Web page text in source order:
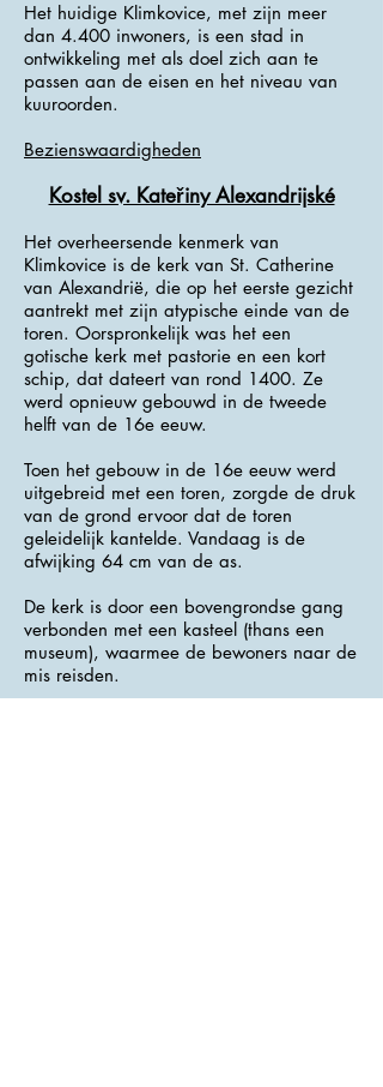
Het huidige Klimkovice, met zijn meer
dan 4.400 inwoners, is een stad in
ontwikkeling met als doel zich aan te
passen aan de eisen en het niveau van
kuuroorden.
Bezienswaardigheden
Kostel sv. Kateřiny Alexandrijské
Het overheersende kenmerk van
Klimkovice is de kerk van St. Catherine
van Alexandrië, die op het eerste gezicht
aantrekt met zijn atypische einde van de
toren. Oorspronkelijk was het een
gotische kerk met pastorie en een kort
schip, dat dateert van rond 1400. Ze
werd opnieuw gebouwd in de tweede
helft van de 16e eeuw.
Toen het gebouw in de 16e eeuw werd
uitgebreid met een toren, zorgde de druk
van de grond ervoor dat de toren
geleidelijk kantelde. Vandaag is de
afwijking 64 cm van de as.
De kerk is door een bovengrondse gang
verbonden met een kasteel (thans een
museum), waarmee de bewoners naar de
mis reisden.